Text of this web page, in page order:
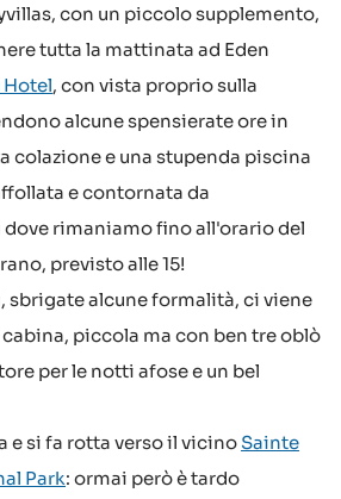
con un piccolo supplemento,
tutta la mattinata ad Eden
Hotel, con vista proprio sulla
alcune spensierate ore in
colazione e una stupenda piscina
e contornata da
rimaniamo fino all'orario del
previsto alle 15!
sbrigate alcune formalità, ci viene
piccola ma con ben tre oblò
per le notti afose e un bel
e si fa rotta verso il vicino Sainte
Park: ormai però è tardo